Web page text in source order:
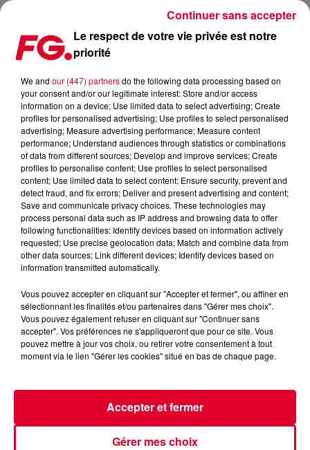
LA MUSIQUE AU CŒUR DE L’EXPOSITION ARTISTIQUE
Publié : 24 avril 2023 à 13h31 par Sophie DIAS
Le respect de votre vie privée est notre
priorité
We and our (447) partnersdo the following data processing based on
your consent and/or our legitimate interest: Store and/or access
information on a device; Use limited data to select advertising; Create
profiles for personalised advertising; Use profiles to select personalised
advertising; Measure advertising performance; Measure content
performance; Understand audiences through statistics or combinations
of data from different sources; Develop and improve services; Create
profiles to personalise content; Use profiles to select personalised
content; Use limited data to select content; Ensure security, prevent and
detect fraud, and fix errors; Deliver and present advertising and content;
Save and communicate privacy choices. These technologies may
process personal data such as IP address and browsing data to offer
following functionalities: Identify devices based on information actively
requested; Use precise geolocation data; Match and combine data from
other data sources; Link different devices; Identify devices based on
information transmitted automatically.
Vous pouvez accepter en cliquant sur "Accepter et fermer", ou affiner en
sélectionnant les finalités et/ou partenaires dans "Gérer mes choix".
Vous pouvez également refuser en cliquant sur "Continuer sans
accepter". Vos préférences ne s'appliqueront que pour ce site. Vous
pouvez mettre à jour vos choix, ou retirer votre consentement à tout
moment via le lien "Gérer les cookies" situé en bas de chaque page.
Gérer mes choix
Accepter et fermer
Continuer sans accepter